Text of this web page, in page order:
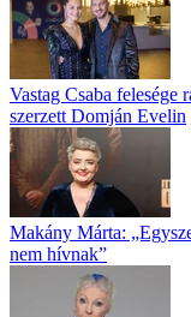
Vastag Csaba felesége
szerzett Domján Evelin
Makány Márta:
nem hívnak”